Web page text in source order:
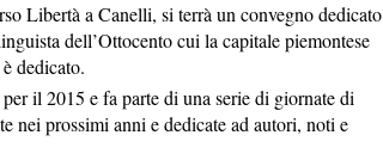
Libertà a Canelli, si terrà un convegno dedicato
dell’Ottocento cui la capitale piemontese
dedicato.
il 2015 e fa parte di una serie di giornate di
nei prossimi anni e dedicate ad autori, noti e